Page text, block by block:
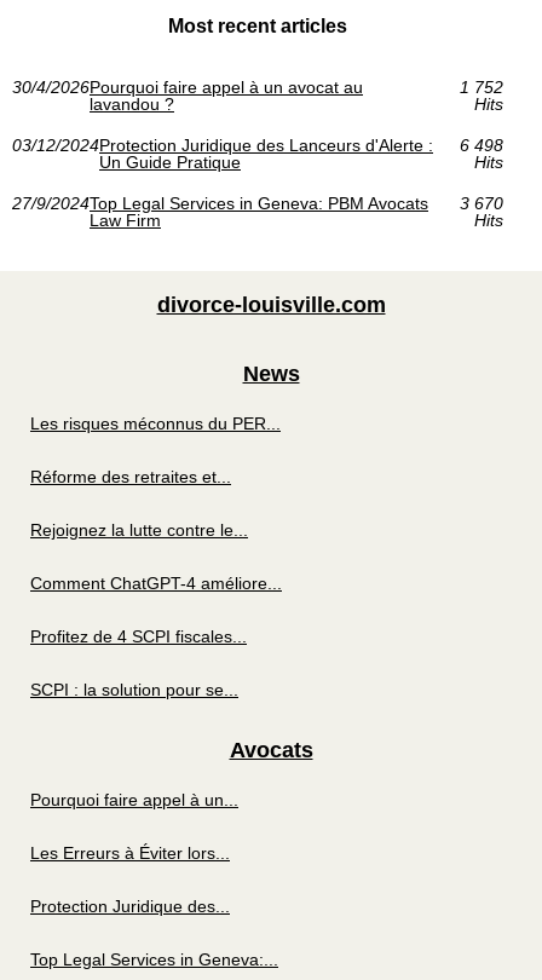
Most recent articles
30/4/2026Pourquoi faire appel à un avocat au
lavandou ?
1 752
Hits
03/12/2024Protection Juridique des Lanceurs d'Alerte :
Un Guide Pratique
6 498
Hits
27/9/2024Top Legal Services in Geneva: PBM Avocats
Law Firm
3 670
Hits
divorce-louisville.com
News
Les risques méconnus du PER...
Réforme des retraites et...
Rejoignez la lutte contre le...
Comment ChatGPT-4 améliore...
Profitez de 4 SCPI fiscales...
SCPI : la solution pour se...
Avocats
Pourquoi faire appel à un...
Les Erreurs à Éviter lors...
Protection Juridique des...
Top Legal Services in Geneva:...